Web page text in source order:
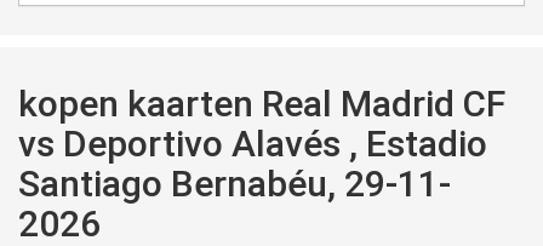
kopen kaarten Real Madrid CF
vs Deportivo Alavés , Estadio
Santiago Bernabéu, 29-11-
2026